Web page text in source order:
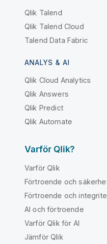
Qlik Talend
Qlik Talend Cloud
Talend Data Fabric
ANALYS & AI
Qlik Cloud Analytics
Qlik Answers
Qlik Predict
Qlik Automate
Varför Qlik?
Varför Qlik
Förtroende och
Förtroende och
AI och förtroende
Varför Qlik för AI
Jämför Qlik